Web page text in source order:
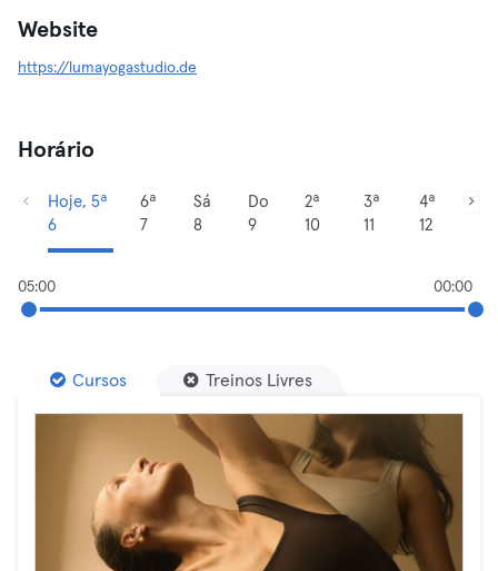
Website
https://lumayogastudio.de
Horário
Hoje, 5ª
6
6ª
7
Sá
8
Do
9
2ª
10
3ª
11
4ª
12
05:00 00:00
Cursos Treinos Livres